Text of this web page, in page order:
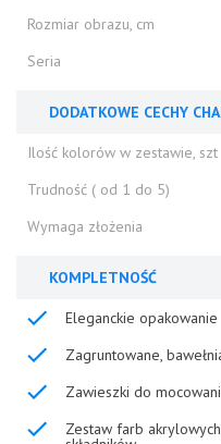
Rozmiar obrazu, cm
Seria
DODATKOWE CECHY
Ilość kolorów w zestawie, szt
Trudność ( od 1 do 5)
Wymaga złożenia
KOMPLETNOŚĆ
Eleganckie opakowanie
Zagruntowane,
Zawieszki do
Zestaw farb